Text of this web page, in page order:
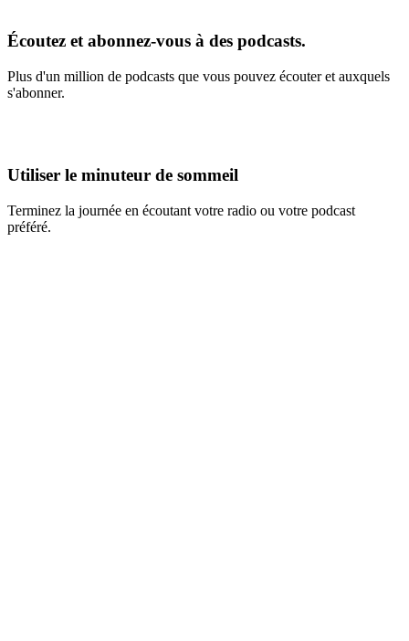
Écoutez et abonnez-vous à des podcasts.
Plus d'un million de podcasts que vous pouvez écouter et auxquels
s'abonner.
Utiliser le minuteur de sommeil
Terminez la journée en écoutant votre radio ou votre podcast
préféré.